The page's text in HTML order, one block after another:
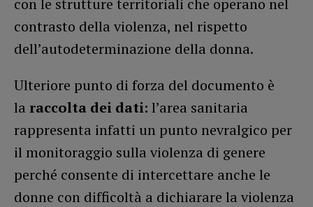
contrasto della violenza, nel rispetto
dell’autodeterminazione della donna.
Ulteriore punto di forza del documento è
la raccolta dei dati: l’area sanitaria
rappresenta infatti un punto nevralgico per
il monitoraggio sulla violenza di genere
perché consente di intercettare anche le
donne con difficoltà a dichiarare la violenza